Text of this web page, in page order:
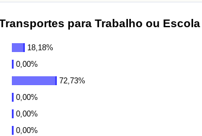
para Trabalho ou Escola
18,18%
0,00%
72,73%
0,00%
0,00%
0,00%